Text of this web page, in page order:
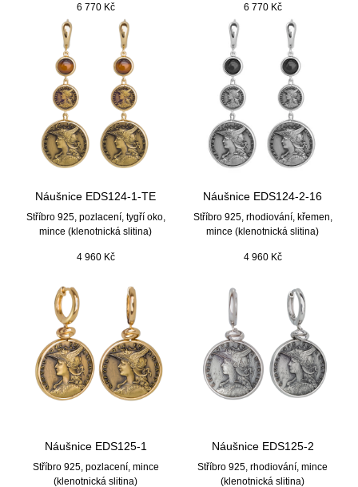
6 770 Kč 6 770 Kč
Náušnice EDS124-1-TE
Stříbro 925, pozlacení, tygří oko,
mince (klenotnická slitina)
4 960 Kč
Náušnice EDS124-2-16
Stříbro 925, rhodiování, křemen,
mince (klenotnická slitina)
4 960 Kč
Náušnice EDS125-1
Stříbro 925, pozlacení, mince
(klenotnická slitina)
Náušnice EDS125-2
Stříbro 925, rhodiování, mince
(klenotnická slitina)